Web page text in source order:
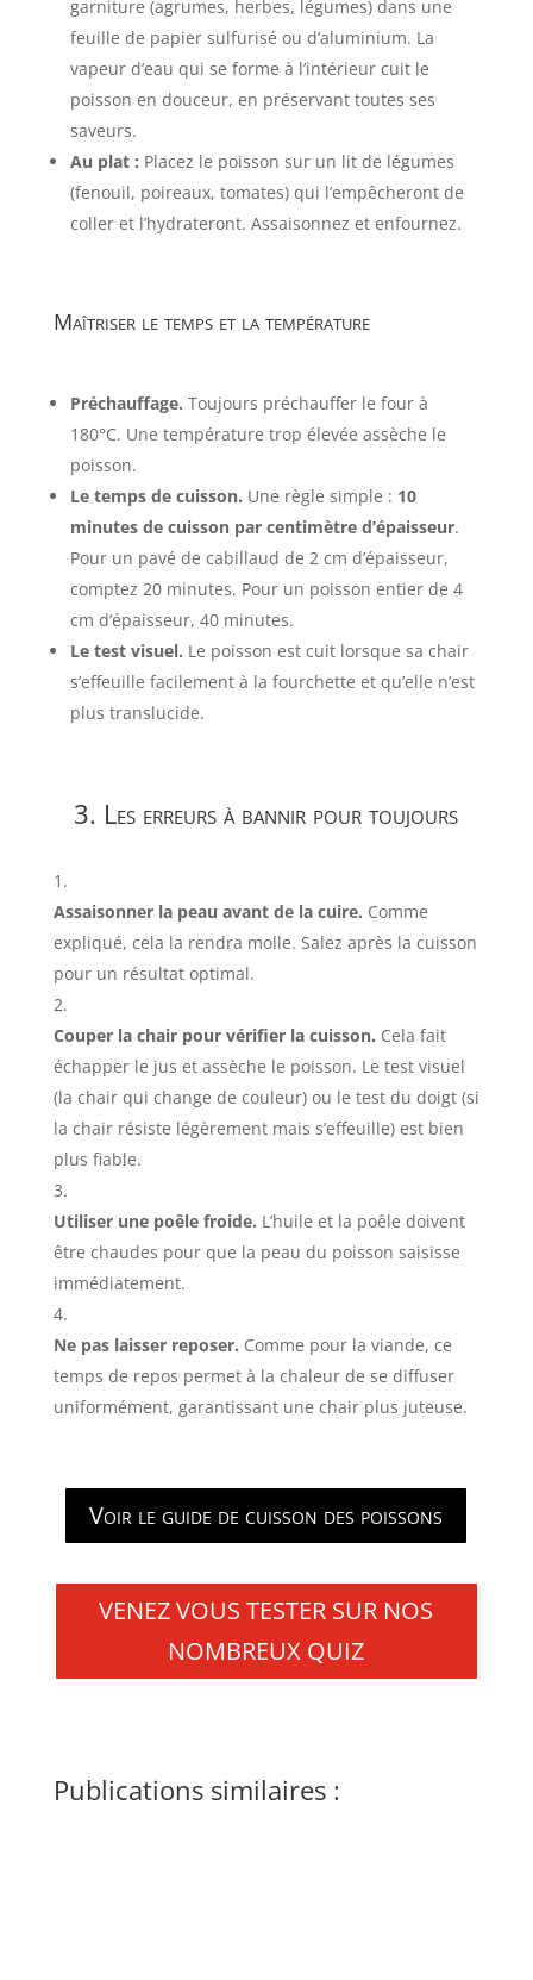
garniture (agrumes, herbes, légumes) dans une
feuille de papier sulfurisé ou d’aluminium. La
vapeur d’eau qui se forme à l’intérieur cuit le
poisson en douceur, en préservant toutes ses
saveurs.
Au plat : Placez le poisson sur un lit de légumes
(fenouil, poireaux, tomates) qui l’empêcheront de
coller et l’hydrateront. Assaisonnez et enfournez.
Maîtriser le temps et la température
Préchauffage. Toujours préchauffer le four à
180°C. Une température trop élevée assèche le
poisson.
Le temps de cuisson. Une règle simple : 10
minutes de cuisson par centimètre d’épaisseur.
Pour un pavé de cabillaud de 2 cm d’épaisseur,
comptez 20 minutes. Pour un poisson entier de 4
cm d’épaisseur, 40 minutes.
Le test visuel. Le poisson est cuit lorsque sa chair
s’effeuille facilement à la fourchette et qu’elle n’est
plus translucide.
3. Les erreurs à bannir pour toujours
Assaisonner la peau avant de la cuire. Comme
expliqué, cela la rendra molle. Salez après la cuisson
pour un résultat optimal.
Couper la chair pour vérifier la cuisson. Cela fait
échapper le jus et assèche le poisson. Le test visuel
(la chair qui change de couleur) ou le test du doigt (si
la chair résiste légèrement mais s’effeuille) est bien
plus fiable.
Utiliser une poêle froide. L’huile et la poêle doivent
être chaudes pour que la peau du poisson saisisse
immédiatement.
Ne pas laisser reposer. Comme pour la viande, ce
temps de repos permet à la chaleur de se diffuser
uniformément, garantissant une chair plus juteuse.
Voir le guide de cuisson des poissons
VENEZ VOUS TESTER SUR NOS
NOMBREUX QUIZ
Publications similaires :